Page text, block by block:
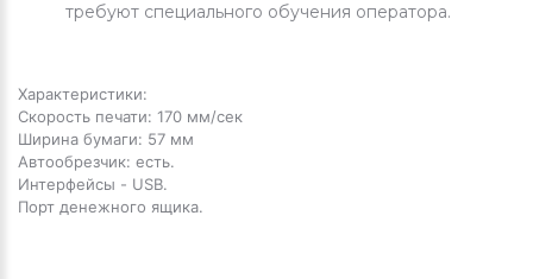
требуют специального обучения оператора.
Характеристики:
Скорость печати: 170 мм/сек
Ширина бумаги: 57 мм
Автообрезчик: есть.
Интерфейсы - USB.
Порт денежного ящика.